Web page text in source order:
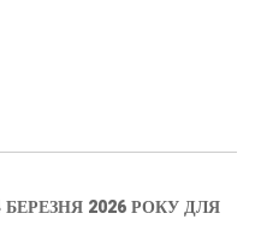
2026 РОКУ ДЛЯ